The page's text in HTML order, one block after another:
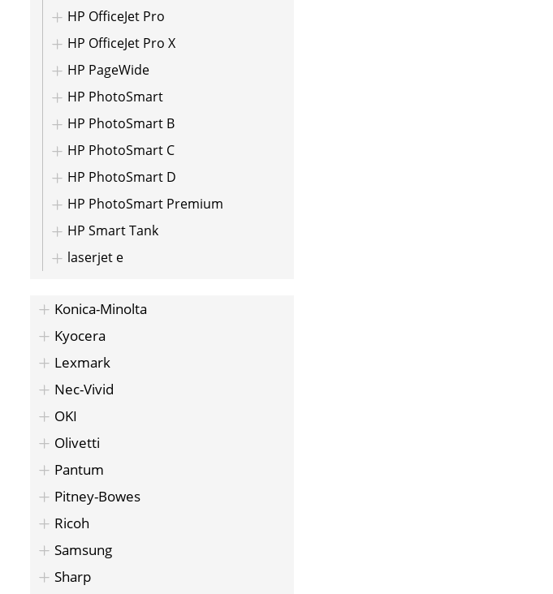
HP OfficeJet Pro
HP OfficeJet Pro X
HP PageWide
HP PhotoSmart
HP PhotoSmart B
HP PhotoSmart C
HP PhotoSmart D
HP PhotoSmart Premium
HP Smart Tank
laserjet e
Konica-Minolta
Kyocera
Lexmark
Nec-Vivid
OKI
Olivetti
Pantum
Pitney-Bowes
Ricoh
Samsung
Sharp